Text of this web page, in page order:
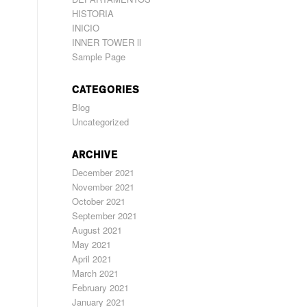
HISTORIA
INICIO
INNER TOWER ll
Sample Page
CATEGORIES
Blog
Uncategorized
ARCHIVE
December 2021
November 2021
October 2021
September 2021
August 2021
May 2021
April 2021
March 2021
February 2021
January 2021